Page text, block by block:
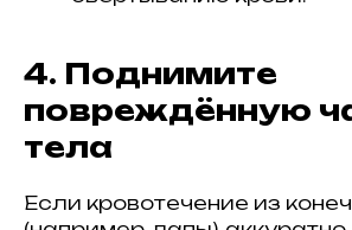
4. Поднимите
повреждённую
тела
Если кровотечение из